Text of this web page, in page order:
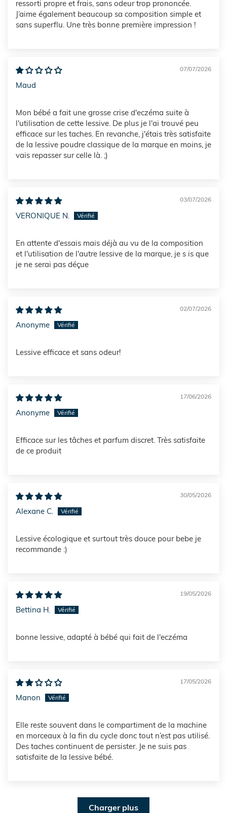
ressorti propre et frais, sans odeur trop prononcée.
J’aime également beaucoup sa composition simple et
sans superflu. Une très bonne première impression !
07/07/2026
Maud
Mon bébé a fait une grosse crise d'eczéma suite à
l'utilisation de cette lessive. De plus je l'ai trouvé peu
efficace sur les taches. En revanche, j'étais très satisfaite
de la lessive poudre classique de la marque en moins, je
vais repasser sur celle là. ;)
03/07/2026
VERONIQUE N.
En attente d'essais mais déjà au vu de la composition
et l'utilisation de l'autre lessive de la marque, je s is que
je ne serai pas déçue
02/07/2026
Anonyme
Lessive efficace et sans odeur!
17/06/2026
Anonyme
Efficace sur les tâches et parfum discret. Très satisfaite
de ce produit
30/05/2026
Alexane C.
Lessive écologique et surtout très douce pour bebe je
recommande :)
19/05/2026
Bettina H.
bonne lessive, adapté à bébé qui fait de l'eczéma
17/05/2026
Manon
Elle reste souvent dans le compartiment de la machine
en morceaux à la fin du cycle donc tout n’est pas utilisé.
Des taches continuent de persister. Je ne suis pas
satisfaite de la lessive bébé.
Charger plus